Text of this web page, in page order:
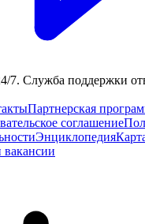
7. Служба поддержки
Партнерская
соглашение
Энциклопедия